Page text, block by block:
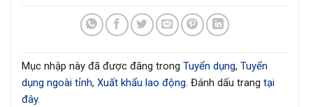
Mục nhập này đã được đăng trong Tuyển dụng, Tuyển
dụng ngoài tỉnh, Xuất khẩu lao động. Đánh dấu trang tại
đây.